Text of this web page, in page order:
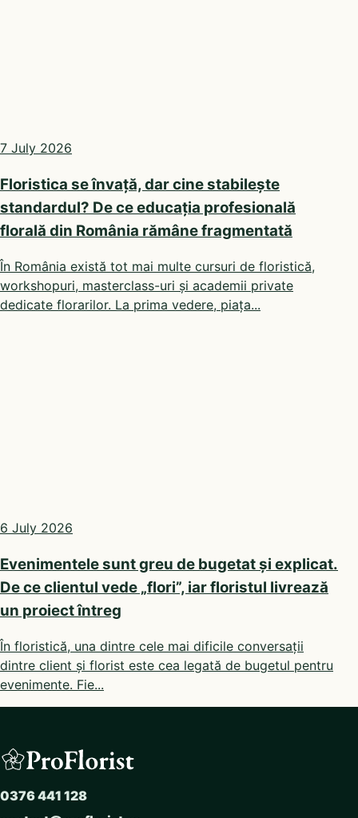
7 July 2026
Floristica se învață, dar cine stabilește
standardul? De ce educația profesională
florală din România rămâne fragmentată
În România există tot mai multe cursuri de floristică,
workshopuri, masterclass-uri și academii private
dedicate florarilor. La prima vedere, piața...
6 July 2026
Evenimentele sunt greu de bugetat și explicat.
De ce clientul vede „flori”, iar floristul livrează
un proiect întreg
În floristică, una dintre cele mai dificile conversații